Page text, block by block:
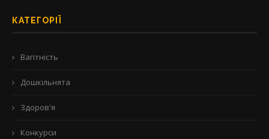
КАТЕГОРІЇ
Вагітність
Дошкільнята
Здоров'я
Конкурси